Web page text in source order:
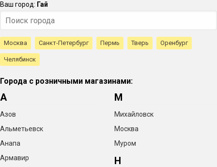
Ваш город: Гай
Москва Санкт-Петербург Пермь Тверь Оренбург
Челябинск
Города с розничными магазинами:
А
Азов
Альметьевск
Анапа
Армавир
М
Михайловск
Москва
Муром
Н